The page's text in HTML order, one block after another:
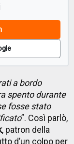
a bordo
spento durante
fosse stato
”. Così parlò,
, patron della
d’un colpo per